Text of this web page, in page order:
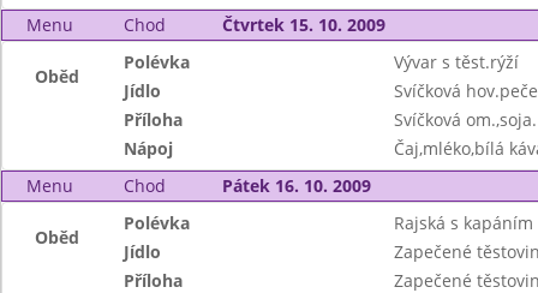
Menu
Chod Čtvrtek 15. 10. 2009
Oběd
Polévka
Vývar s těst.rýží
Jídlo
Svíčková
Příloha
Svíčková
Nápoj
Čaj,mléko,bílá
Menu
Chod Pátek 16. 10. 2009
Oběd
Polévka
Rajská s kapáním
Jídlo
Zapečené
Příloha
Zapečené